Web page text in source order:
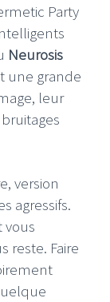
Party
Neurosis
une grande
leur
version
agressifs.
vous
reste. Faire